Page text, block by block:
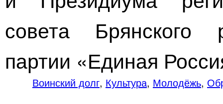
совета Брянского
партии «Единая
Воинский долг, Культура, Молодёжь,